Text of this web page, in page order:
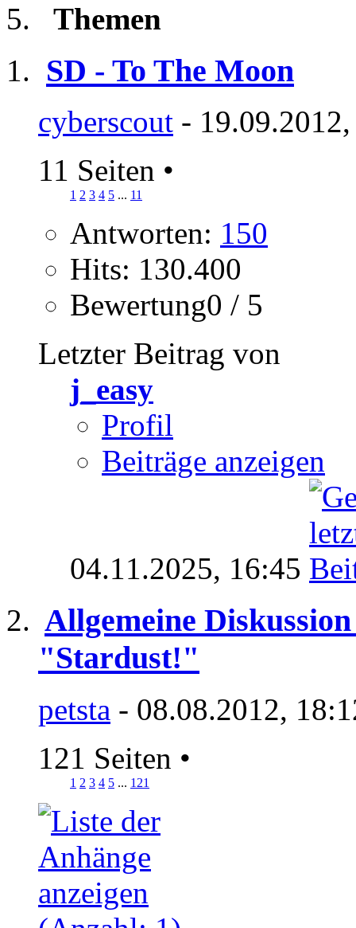
Themen
SD - To The Moon
cyberscout -
11 Seiten •
1 2 3 4 5 ... 11
Antworten: 150
Hits: 130.400
Bewertung0 / 5
Letzter Beitrag von
j_easy
Profil
Beiträge anzeigen
04.11.2025, 16:45
Allgemeine
"Stardust!"
petsta - 08.08.2012,
121 Seiten •
1 2 3 4 5 ... 121